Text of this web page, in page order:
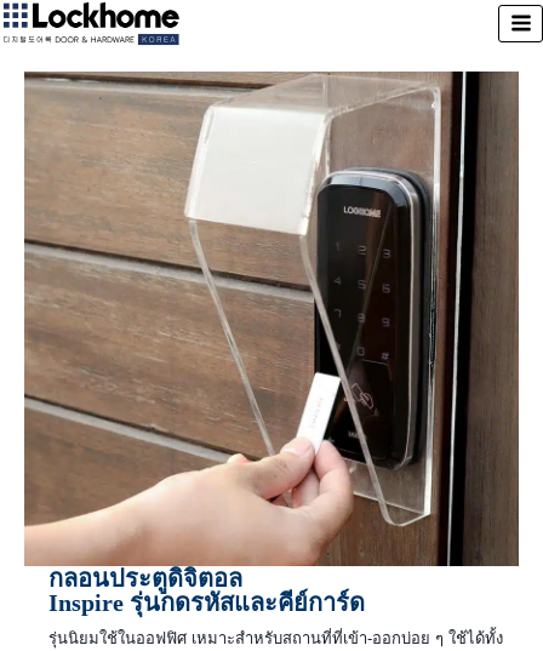
กลอนประตูดิจิตอล
Inspire รุ่นกดรหัสและคีย์การ์ด
รุ่นนิยมใช้ในออฟฟิศ เหมาะสำหรับสถานที่ที่เข้า-ออกบ่อย ๆ ใช้ได้ทั้ง